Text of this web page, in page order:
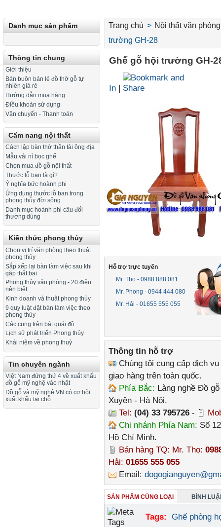
Danh mục sản phẩm
Thông tin chung
Giới thiệu
Bán buôn bán lẻ đồ thờ gỗ tự
nhiên giá rẻ
Hướng dẫn mua hàng
Điều khoản sử dụng
Vận chuyển - Thanh toán
Cẩm nang nội thất
Cách lập bàn thờ thần tài ông địa
Mẫu vải nỉ bọc ghế
Chọn mua đồ gỗ nội thất
Thước lỗ ban là gì?
Ý nghĩa bức hoành phi
Ứng dụng thước lỗ ban trong
phong thủy đời sống
Danh mục hoành phi câu đối
thường dùng
Kiến thức phong thủy
Chọn vị trí văn phòng theo thuật
phong thủy
Sắp xếp lại bàn làm việc sau khi
gặp thất bại
Phong thủy văn phòng - 20 điều
nên biết
Kinh doanh và thuật phong thủy
9 quy luật đặt bàn làm việc theo
phong thủy
Các cung trên bát quái đồ
Lịch sử phát triển Phong thủy
Khái niệm về phong thuỷ
Tin chuyên ngành
Việt Nam đứng thứ 4 về xuất khẩu
đồ gỗ mỹ nghệ vào nhật
Đồ gỗ và mỹ nghệ VN có cơ hội
xuất khẩu tại chỗ
Trang chủ > Nội thất văn phòng
trường GH-28
Ghế gỗ hội trường GH-
In |
Hỗ trợ trực tuyến
Mr. Thọ - 0988 888 081
Mr. Phong - 0944 444 080
Mr. Hải - 01655 555 055
Thông tin hỗ trợ
Chúng tôi cung cấp dịch
giao hàng trên toàn quốc.
Phía Bắc: Làng nghề Đồ
Xuyên - Hà Nội.
Tel: (04) 33 795726 -
Chi nhánh Phía Nam: Số
Hồ Chí Minh.
Bán hàng TQ: Mr. Thọ:
Hải: 01655 555 055
Email:
SẢN PHẨM CÙNG LOẠI BÌNH
Tags: Ghế phòng